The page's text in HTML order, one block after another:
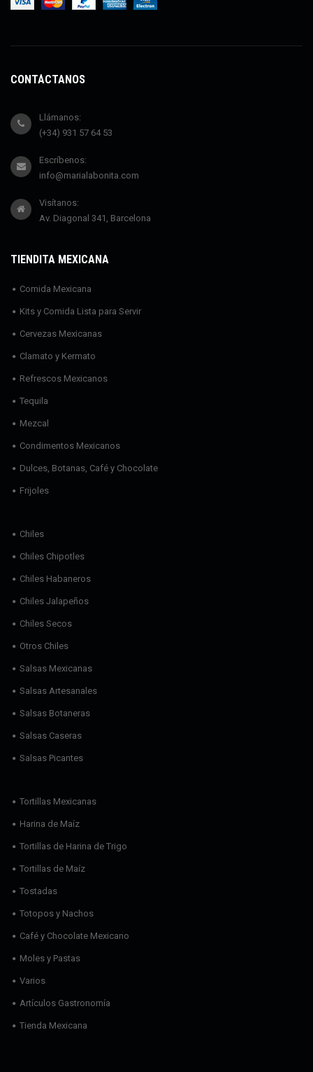
CONTÁCTANOS
Llámanos:
(+34) 931 57 64 53
Escríbenos:
info@marialabonita.com
Visítanos:
Av. Diagonal 341, Barcelona
TIENDITA MEXICANA
Comida Mexicana
Kits y Comida Lista para Servir
Cervezas Mexicanas
Clamato y Kermato
Refrescos Mexicanos
Tequila
Mezcal
Condimentos Mexicanos
Dulces, Botanas, Café y Chocolate
Frijoles
Chiles
Chiles Chipotles
Chiles Habaneros
Chiles Jalapeños
Chiles Secos
Otros Chiles
Salsas Mexicanas
Salsas Artesanales
Salsas Botaneras
Salsas Caseras
Salsas Picantes
Tortillas Mexicanas
Harina de Maíz
Tortillas de Harina de Trigo
Tortillas de Maíz
Tostadas
Totopos y Nachos
Café y Chocolate Mexicano
Moles y Pastas
Varios
Artículos Gastronomía
Tienda Mexicana